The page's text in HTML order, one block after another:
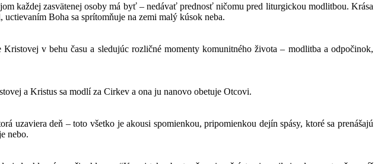
každej zasvätenej osoby má byť – nedávať prednosť ničomu pred liturgickou modlitbou. Krása
Boha sa sprítomňuje na zemi malý kúsok neba.
v behu času a sledujúc rozličné momenty komunitného života – modlitba a odpočinok,
a Kristus sa modlí za Cirkev a ona ju nanovo obetuje Otcovi.
uzaviera deň – toto všetko je akousi spomienkou, pripomienkou dejín spásy, ktoré sa prenášajú
nebo.